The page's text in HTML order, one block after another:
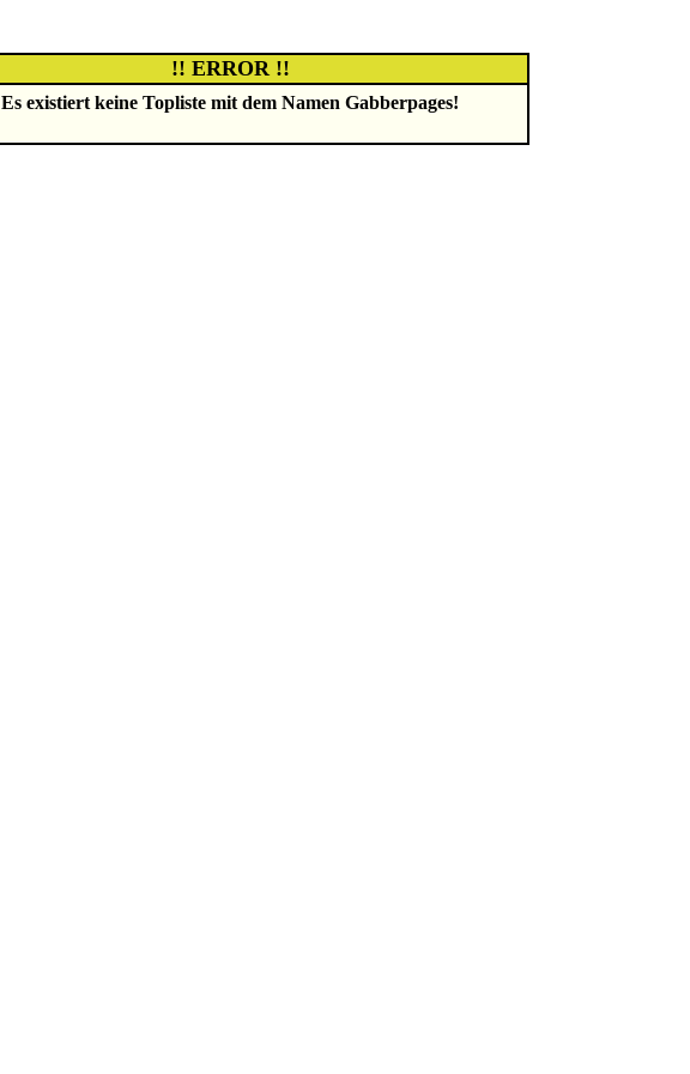
!! ERROR !!
Es existiert keine Topliste mit dem Namen Gabberpages!